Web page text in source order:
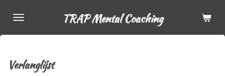
direct
naar
hoofdinhoud
TRAP Mental Coaching
Verlanglijst